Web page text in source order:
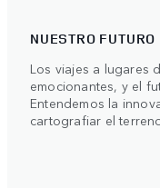
NUESTRO FUTURO
Los viajes a lugares
emocionantes, y el
Entendemos la
cartografiar el